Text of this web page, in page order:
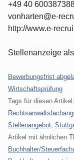
+49 40
vonharten@e-
http://www.e-
Stellenanzeige als
Kategorien:
Bewerbungsfrist
Wirtschaftsprüfung
Tags für diesen Artikel:
Stellenangebot
Artikel mit ähnlichen
Buchhalter/